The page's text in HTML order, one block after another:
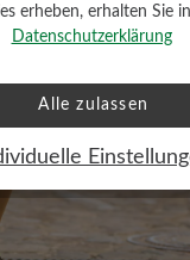
erheben, erhalten Sie
Datenschutzerklärung
Alle zulassen